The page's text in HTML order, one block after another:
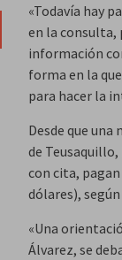
«Todavía hay
en la consulta,
información
forma en la
para hacer la
Desde que
de
con cita,
dólares),
«Una
Álvarez, se